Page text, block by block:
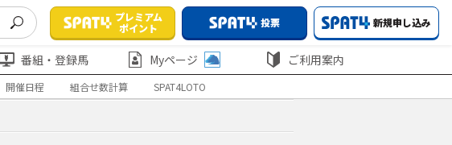
プレミアム
ポイント
投票 新規申し込み
番組・登録馬 Myページ ご利用案内
開催日程 組合せ数計算 SPAT4LOTO